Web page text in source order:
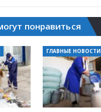
понравиться
ГЛАВНЫЕ НОВОСТИ